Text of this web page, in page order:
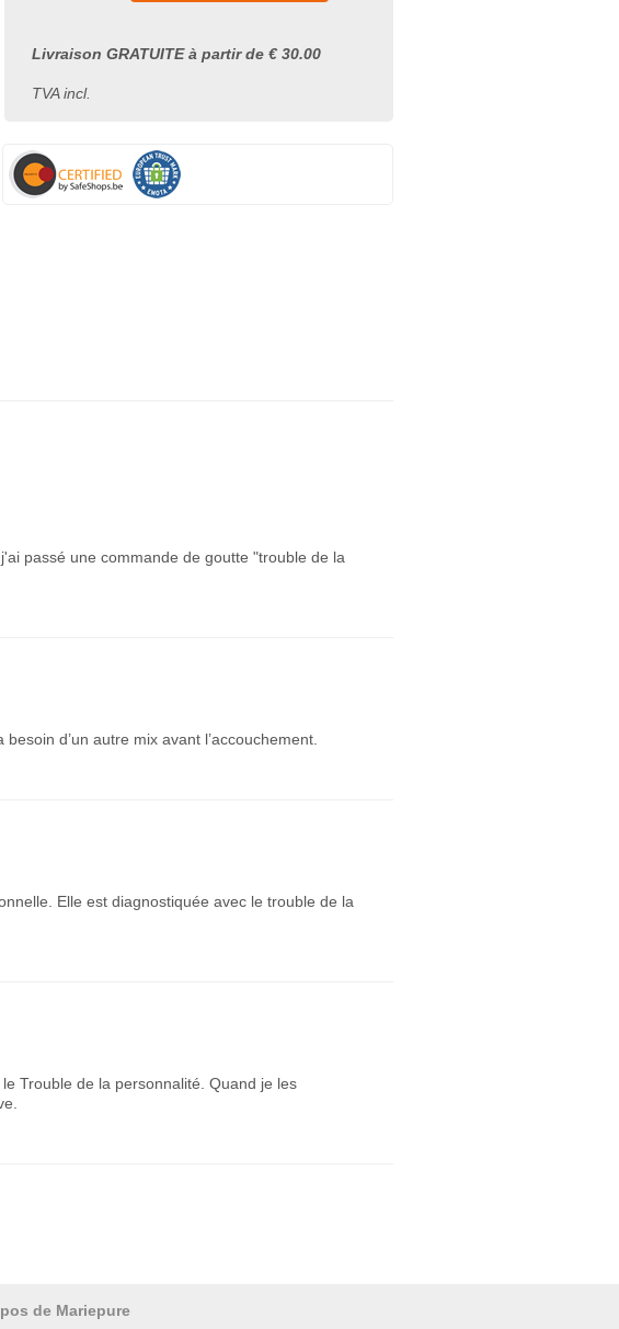
Livraison GRATUITE à partir de € 30.00
TVA incl.
passé une commande de goutte "trouble de la
d’un autre mix avant l’accouchement.
Elle est diagnostiquée avec le trouble de la
Trouble de la personnalité. Quand je les
de Mariepure